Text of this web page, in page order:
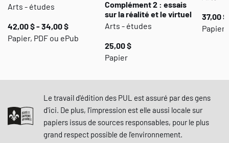
Arts - études
42,00 $ - 34,00 $
Papier, PDF ou ePub
Complément 2 : essais
sur la réalité et le virtuel
Arts - études
25,00 $
Papier
37,00
Papier,
Le travail d'édition des PUL est assuré par des gens
d'ici. De plus, l'impression est elle aussi locale sur
papiers issus de sources responsables, pour le plus
grand respect possible de l'environnement.